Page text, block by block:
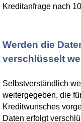
Kreditanfrage nach
Werden die
verschlüsselt
Selbstverständlich
weitergegeben, die
Kreditwunsches
Daten erfolgt